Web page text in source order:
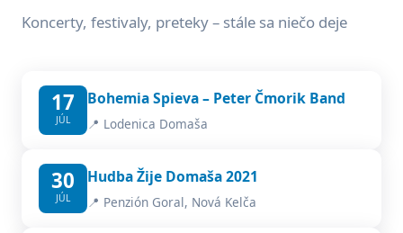
Koncerty, festivaly, preteky – stále sa niečo deje
17
JÚL
Bohemia Spieva – Peter Čmorik Band
📍 Lodenica Domaša
30
JÚL
Hudba Žije Domaša 2021
📍 Penzión Goral, Nová Kelča